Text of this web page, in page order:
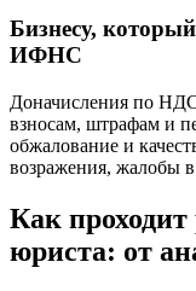
Бизнесу,
ИФНС
Доначисления по
взносам, штрафам и
обжалование и
возражения, жалобы
Как проходит
юриста: от